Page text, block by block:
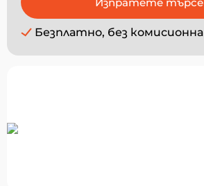
Безплатно, без комисионна